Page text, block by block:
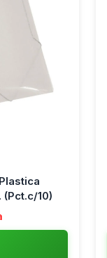
10)